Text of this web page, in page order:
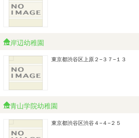
岸辺幼稚園
東京都渋谷区上原２−３７−１３
青山学院幼稚園
東京都渋谷区渋谷４−４−２５